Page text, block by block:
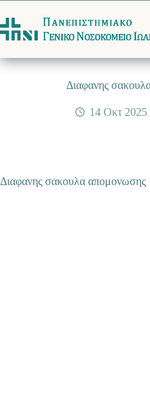
στο
περιεχόμενο
Διαφανης
14 Οκτ 2025
Διαφανης σακουλα απομονωσης